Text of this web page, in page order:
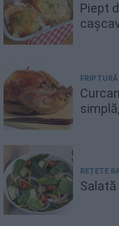
Piept
REȚETE